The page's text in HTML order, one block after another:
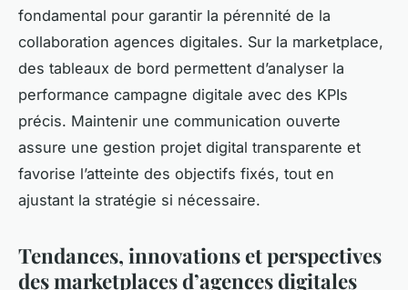
fondamental pour garantir la pérennité de la
collaboration agences digitales. Sur la marketplace,
des tableaux de bord permettent d’analyser la
performance campagne digitale avec des KPIs
précis. Maintenir une communication ouverte
assure une gestion projet digital transparente et
favorise l’atteinte des objectifs fixés, tout en
ajustant la stratégie si nécessaire.
Tendances, innovations et perspectives
des marketplaces d’agences digitales